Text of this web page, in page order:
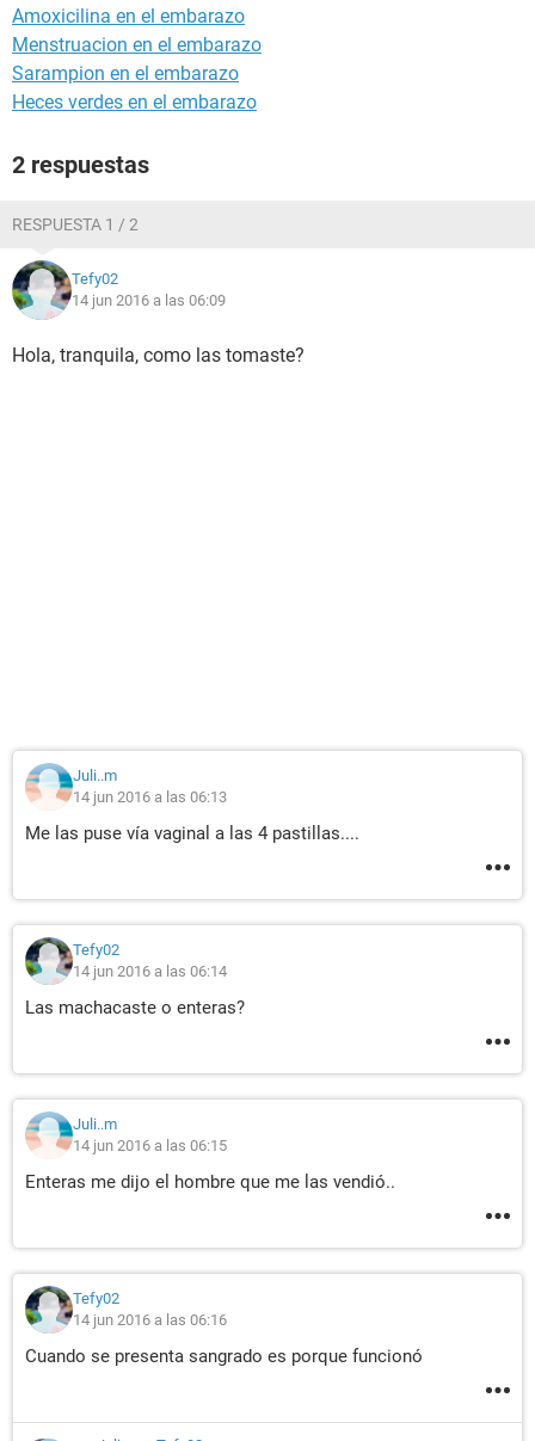
Amoxicilina en el embarazo
Menstruacion en el embarazo
Sarampion en el embarazo
Heces verdes en el embarazo
2 respuestas
RESPUESTA 1 / 2
Tefy02
14 jun 2016 a las 06:09
Hola, tranquila, como las tomaste?
Juli..m
14 jun 2016 a las 06:13
Me las puse vía vaginal a las 4 pastillas....
Tefy02
14 jun 2016 a las 06:14
Las machacaste o enteras?
Juli..m
14 jun 2016 a las 06:15
Enteras me dijo el hombre que me las vendió..
Tefy02
14 jun 2016 a las 06:16
Cuando se presenta sangrado es porque funcionó